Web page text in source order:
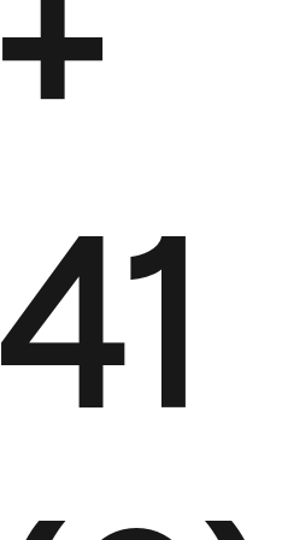
41